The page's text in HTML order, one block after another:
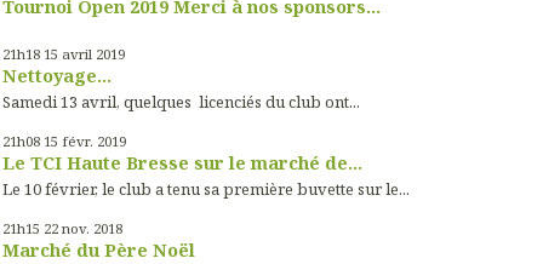
Tournoi Open 2019 Merci à nos sponsors...
21h18 15 avril 2019
Nettoyage...
Samedi 13 avril, quelques licenciés du club ont...
21h08 15 févr. 2019
Le TCI Haute Bresse sur le marché de...
Le 10 février, le club a tenu sa première buvette sur le...
21h15 22 nov. 2018
Marché du Père Noël